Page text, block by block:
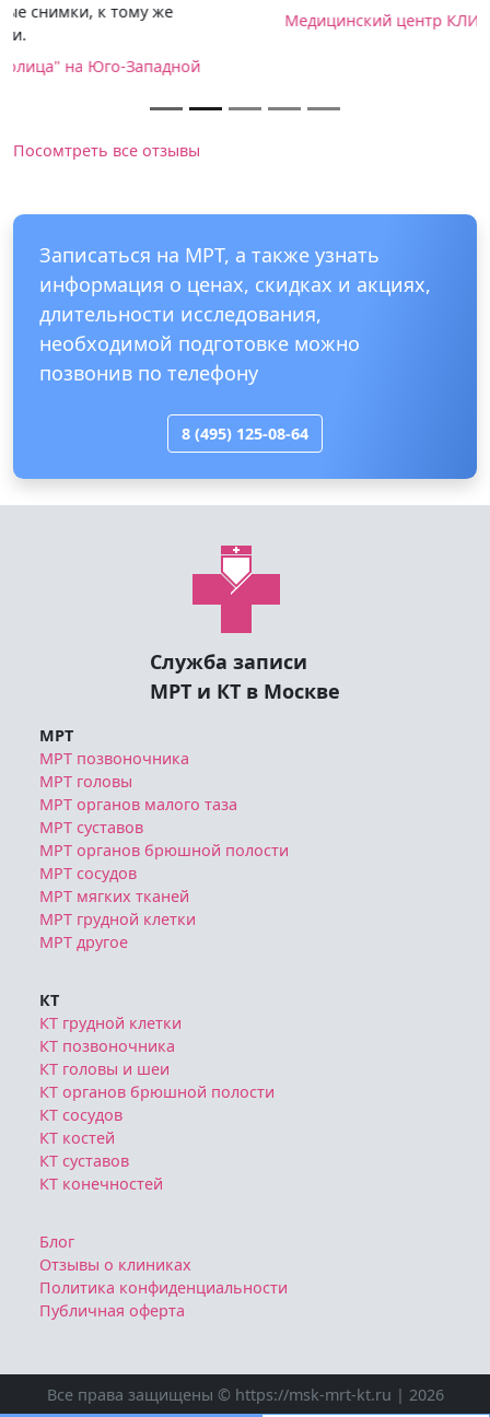
Медицинский центр КЛИНИКА+31 на Лобачевского
Посомтреть все отзывы
Записаться на МРТ, а также узнать
длительности исследования,
необходимой подготовке можно
позвонив по телефону
8 (495) 125-08-64
МРТ головы
МРТ органов малого таза
МРТ суставов
МРТ органов брюшной полости
МРТ сосудов
МРТ мягких тканей
МРТ грудной клетки
МРТ другое
КТ
КТ позвоночника
КТ головы и шеи
КТ органов брюшной полости
КТ сосудов
КТ костей
КТ суставов
КТ конечностей
Блог
Политика конфиденциальности
Публичная оферта
Ознакомтесь с условиями Политики конфиденциальности
Публичной оферты